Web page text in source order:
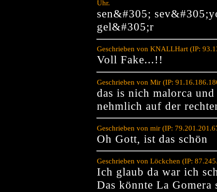
Uhr.
sen&#305;
gel&#305;r
Geschrieben von KNALLHart (IP:
Voll Fake...!!
Geschrieben von Mir (IP:
das is nich malorca
nehmlich auf der
Geschrieben von mir (IP:
Oh Gott, ist das schön
Geschrieben von Löckchen (IP:
Ich glaub da war ich
Das könnte La Gomera